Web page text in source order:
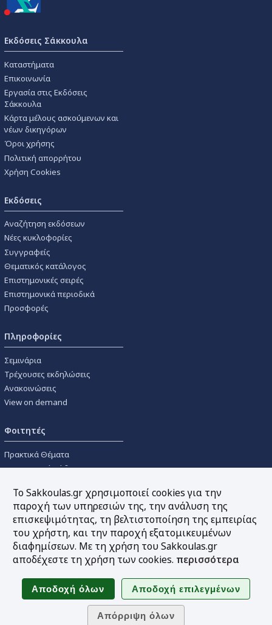
Εκδόσεις Σάκκουλα
Καταστήματα
Επικοινωνία
Εργασία στις Εκδόσεις
Σάκκουλα
Κάρτα μέλους ασκούμενων και
νέων δικηγόρων
Όροι χρήσης
Πολιτική απορρήτου
Χρήση Cookies
Εκδόσεις
Αναζήτηση εκδόσεων
Νέες κυκλοφορίες
Συγγραφείς
Θεματικός κατάλογος
Επιστημονικές σειρές
Επιστημονικά περιοδικά
Προσφορές
Πληροφορίες
Σεμινάρια
Τρέχουσες εκδηλώσεις
Ανακοινώσεις
View on demand
Φοιτητές
Πρακτικά Θέματα
Οικονομικοί Κώδικες
Συγγραμμάτων
Εργαλεία
Online υπολογισμός τόκων
Υπηρεσία Ηλεκτρονικής
Sitemap
Ακολουθήστε μας
Το Sakkoulas.gr χρησιμοποιεί cookies για την
παροχή των υπηρεσιών της, την ανάλυση της
επισκεψιμότητας, τη βελτιστοποίηση της εμπειρίας
του χρήστη, και την παροχή εξατομικευμένων
διαφημίσεων. Με τη χρήση του Sakkoulas.gr
αποδέχεστε τη χρήση των cookies. περισσότερα